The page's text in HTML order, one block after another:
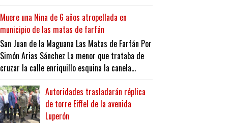
Muere una Nina de 6 años atropellada en
municipio de las matas de farfán
San Juan de la Maguana Las Matas de Farfán Por
Simón Arias Sánchez La menor que trataba de
cruzar la calle enriquillo esquina la canela...
Autoridades trasladarán réplica
de torre Eiffel de la avenida
Luperón